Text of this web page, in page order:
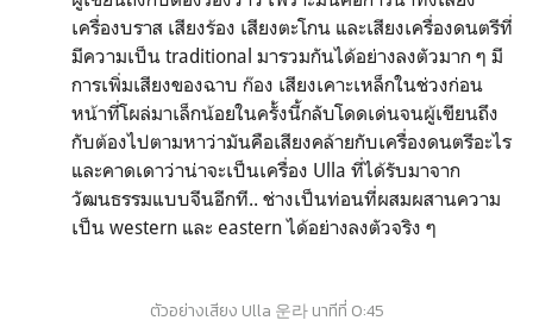
เครื่องบราส เสียงร้อง เสียงตะโกน และเสียงเครื่องดนตรีที่
มีความเป็น traditional มารวมกันได้อย่างลงตัวมาก ๆ มี
การเพิ่มเสียงของฉาบ ก๊อง เสียงเคาะเหล็กในช่วงก่อน
หน้าที่โผล่มาเล็กน้อยในครั้งนี้กลับโดดเด่นจนผู้เขียนถึง
กับต้องไปตามหาว่ามันคือเสียงคล้ายกับเครื่องดนตรีอะไร
และคาดเดาว่าน่าจะเป็นเครื่อง Ulla ที่ได้รับมาจาก
วัฒนธรรมแบบจีนอีกที.. ช่างเป็นท่อนที่ผสมผสานความ
เป็น western และ eastern ได้อย่างลงตัวจริง ๆ
ตัวอย่างเสียง Ulla 운라 นาทีที่ 0:45